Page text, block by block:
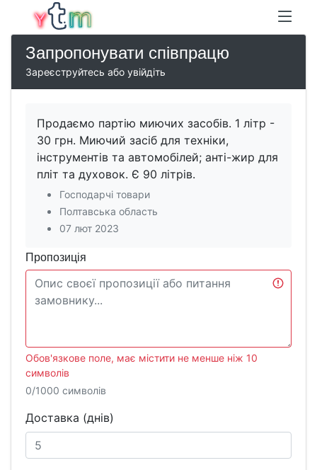
Запропонувати співпрацю
Зареєструйтесь або увійдіть
Продаємо партію миючих засобів. 1 літр -
30 грн. Миючий засіб для техніки,
інструментів та автомобілей; анті-жир для
пліт та духовок. Є 90 літрів.
Господарчі товари
Полтавська область
07 лют 2023
Пропозиція
Обов'язкове поле, має містити не менше ніж 10
символів
0/1000 символів
Доставка (днів)